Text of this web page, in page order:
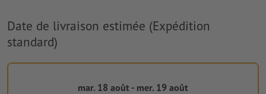
Date de livraison estimée (Expédition
standard)
mar. 18 août - mer. 19 août